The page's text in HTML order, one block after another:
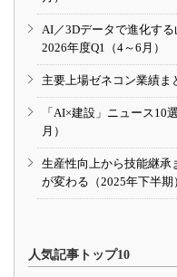
AI／3Dデータで進化す
2026年度Q1（4～6月）
主要上場ゼネコン業績ま
「AI×建設」ニュース10
月）
生産性向上から技能継
が変わる（2025年下半期
人気記事トップ10